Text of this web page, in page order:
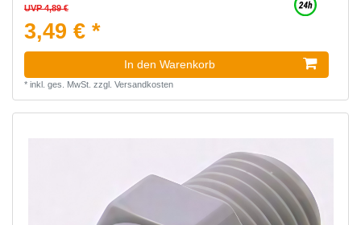
UVP 4,89 €
3,49 € *
In den Warenkorb
* inkl. ges. MwSt. zzgl. Versandkosten